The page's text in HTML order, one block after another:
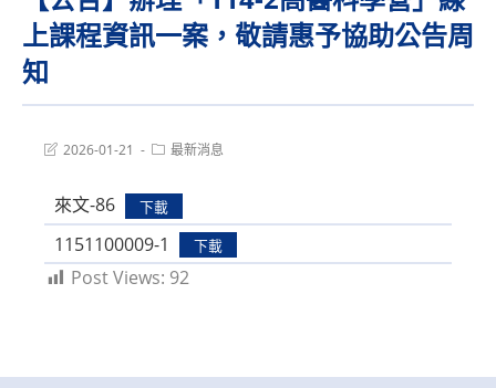
上課程資訊一案，敬請惠予協助公告周
知
Post2026-01-21
Post最新消息
來文-86 下載
1151100009-1 下載
Post Views: 92